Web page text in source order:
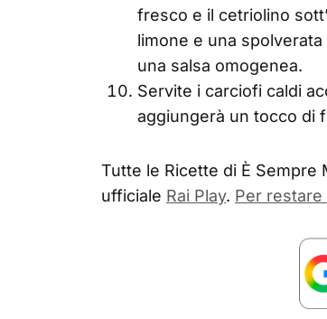
fresco e il cetriolino
limone e una
una salsa omogenea.
Servite i carciofi caldi
aggiungerà un tocco di
Tutte le Ricette di È
ufficiale Rai Play. Per